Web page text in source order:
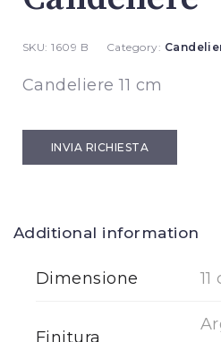
SKU:1609 B Category:
Candeliere 11 cm
INVIA RICHIESTA
Additional information
Dimensione 11
Finitura